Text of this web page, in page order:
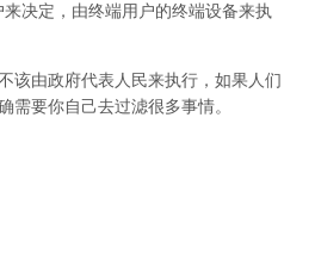
决定，由终端用户的终端设备来执
由政府代表人民来执行，如果人们
要你自己去过滤很多事情。